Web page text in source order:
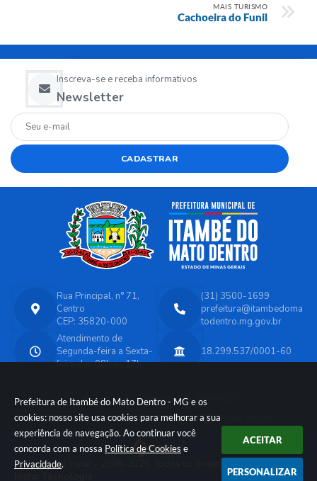
Prefeitura de Itambé do Mato Dentro - MG e os
cookies: nosso site usa cookies para melhorar a sua
experiência de navegação. Ao continuar você
concorda com a nossa Política de Cookies e
Privacidade.
ACEITAR
PERSONALIZAR
MAIS TURISMO
Cachoeira do Funil
Newsletter
Inscreva-se e receba informativos
CADASTRAR
Rua Principal, n° 71,
Centro
CEP: 35820-000
(31) 3500-1699
prefeitura@itambedoma
todentro.mg.gov.br
Atendimento de
Segunda-feira a Sexta-
feira das 08h as 17h
18.299.537/0001-60
Versão do Sistema:
3.5.3 - 19/06/2026
Portal atualizado em: 07/08/2026 14:45 Dados Abertos
© Copyright Instar - 2006-2026. Todos os direitos reservados -